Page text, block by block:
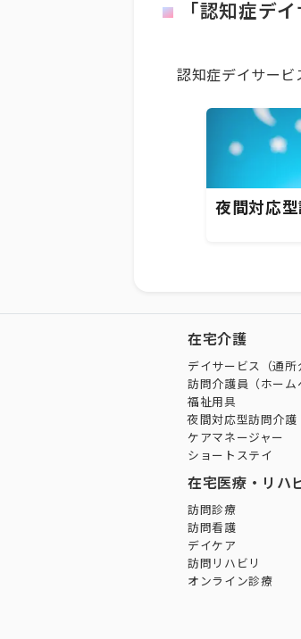
「認知症デ
認知症デイサービ
夜間対応
在宅介護
デイサービス（通所
訪問介護員（ホーム
福祉用具
夜間対応型訪問介護
ケアマネージャー
ショートステイ
在宅医療・リハ
訪問診療
訪問看護
デイケア
訪問リハビリ
オンライン診療